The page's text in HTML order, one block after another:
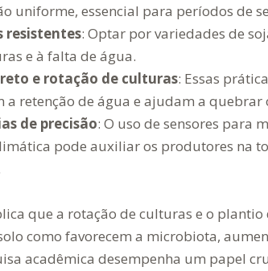
uniforme, essencial para períodos de
resistentes: Optar por variedades de
e à falta de água.
e rotação de culturas: Essas
a retenção de água e ajudam a quebrar
de precisão: O uso de sensores para
pode auxiliar os produtores na
que a rotação de culturas e o
como favorecem a microbiota,
acadêmica desempenha um papel